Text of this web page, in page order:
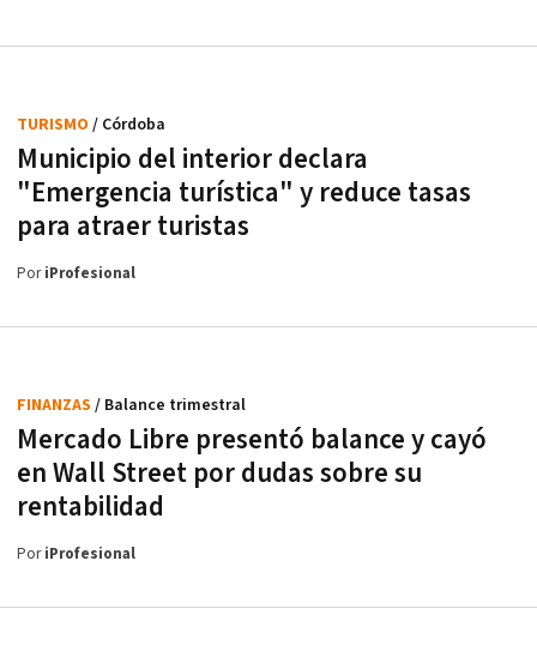
Municipio del interior declara
"Emergencia turística" y reduce tasas
para atraer turistas
TURISMO / Córdoba
PoriProfesional
Mercado Libre presentó balance y cayó
en Wall Street por dudas sobre su
rentabilidad
FINANZAS / Balance trimestral
PoriProfesional